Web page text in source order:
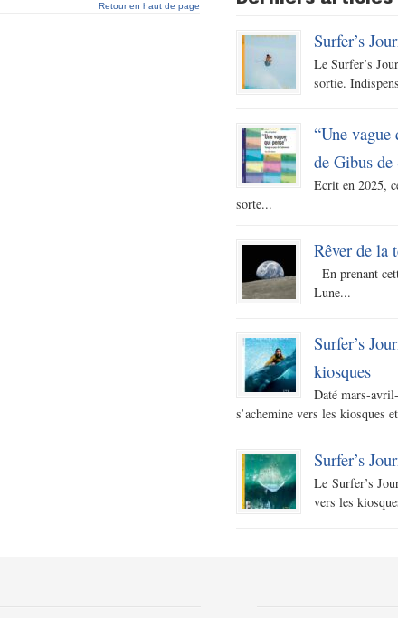
Retour en haut de page
Surfer’s
Le Surfer’s
sortie.
“Une
de Gibus
Ecrit en 2025,
sorte...
Rêver de la
En prenant
Lune...
Surfer’s
kiosques
Daté mars-
s’achemine vers les kiosques
Surfer’s
Le Surfer’s
vers les